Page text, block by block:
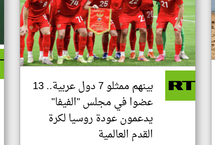
بينهم ممثلو 7 دول عربية.. 13
عضوا في مجلس "الفيفا"
يدعمون عودة روسيا لكرة
القدم العالمية